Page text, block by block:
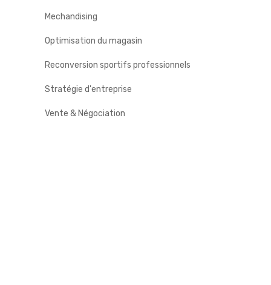
Mechandising
Optimisation du magasin
Reconversion sportifs professionnels
Stratégie d'entreprise
Vente & Négociation